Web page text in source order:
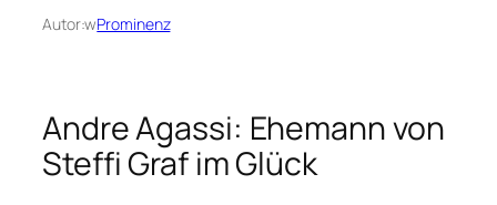
Autor:wProminenz
Andre Agassi: Ehemann von
Steffi Graf im Glück